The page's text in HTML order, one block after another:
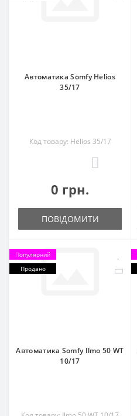
Автоматика Somfy Helios
35/17
Код товару: Helios 35/17
0 грн.
ПОВІДОМИТИ
Популярний
Продано
Автоматика Somfy Ilmo 50 WT
10/17